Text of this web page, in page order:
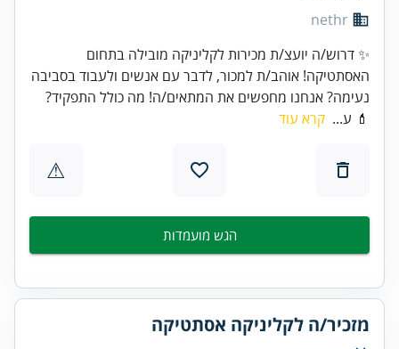
nethr
✨ דרוש/ה יועצ/ת מכירות לקליניקה מובילה בתחום
האסתטיקה! אוהב/ת למכור, לדבר עם אנשים ולעבוד בסביבה
נעימה? אנחנו מחפשים את המתאים/ה! מה כולל התפקיד?
💄 ע... קרא עוד
⚠
הגש מועמדות
מזכיר/ה לקליניקה אסתטיקה